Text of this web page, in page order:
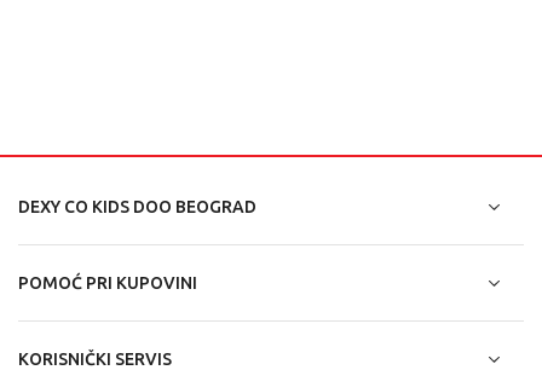
DEXY CO KIDS DOO BEOGRAD
POMOĆ PRI KUPOVINI
KORISNIČKI SERVIS